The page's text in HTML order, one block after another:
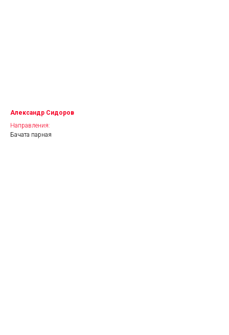
Александр Сидоров
Направления:
Бачата парная